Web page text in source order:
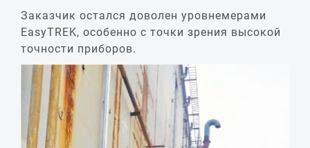
Заказчик остался доволен уровнемерами
EasyTREK, особенно с точки зрения высокой
точности приборов.